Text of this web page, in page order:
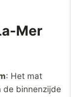
Mer
: Het mat
de binnenzijde